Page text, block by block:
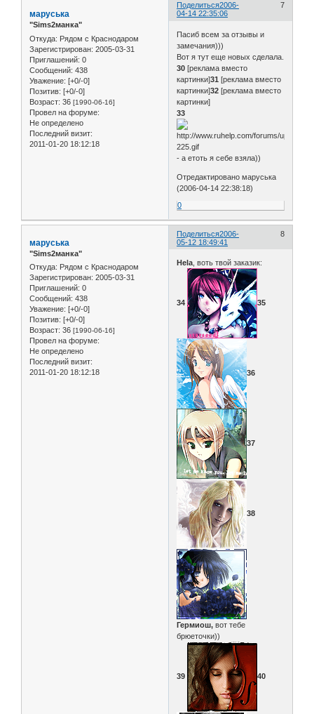
Поделиться 7
2006-
04-14 22:35:06
маруська
"Sims2манка"
Откуда: Рядом с Краснодаром
Зарегистрирован: 2005-03-31
Приглашений: 0
Сообщений: 438
Уважение: [+0/-0]
Позитив: [+0/-0]
Возраст: 36 [1990-06-16]
Провел на форуме:
Не определено
Последний визит:
2011-01-20 18:12:18
Пасиб всем за отзывы и
замечания)))
Вот я тут еще новых сделала.
30 [реклама вместо
картинки]31 [реклама вместо
картинки]32 [реклама вместо
картинки]
33
- а етоть я себе взяла))
Отредактировано маруська
(2006-04-14 22:38:18)
0
Поделиться 8
2006-
05-12 18:49:41
маруська
"Sims2манка"
Откуда: Рядом с Краснодаром
Зарегистрирован: 2005-03-31
Приглашений: 0
Сообщений: 438
Уважение: [+0/-0]
Позитив: [+0/-0]
Возраст: 36 [1990-06-16]
Провел на форуме:
Не определено
Последний визит:
2011-01-20 18:12:18
Hela , воть твой заказик:
34 35
36
37
38
Гермиош, вот тебе
брюеточки))
39 40